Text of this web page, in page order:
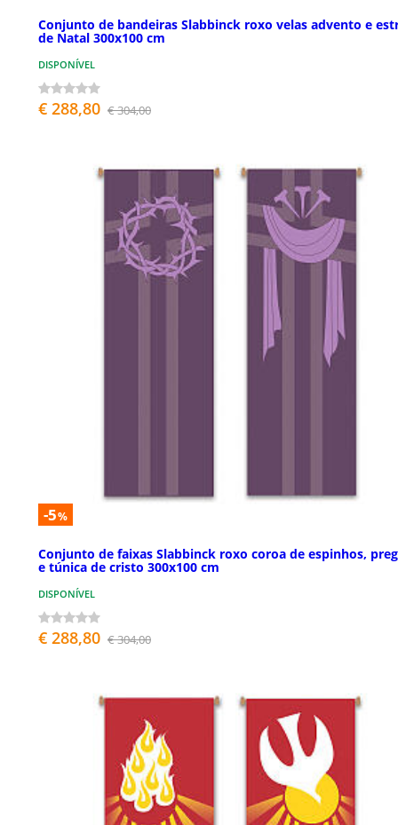
Conjunto de bandeiras Slabbinck roxo velas advento e
de Natal 300x100 cm
DISPONÍVEL
€ 288,80 € 304,00
-5%
Conjunto de faixas Slabbinck roxo coroa de espinhos,
e túnica de cristo 300x100 cm
DISPONÍVEL
€ 288,80 € 304,00